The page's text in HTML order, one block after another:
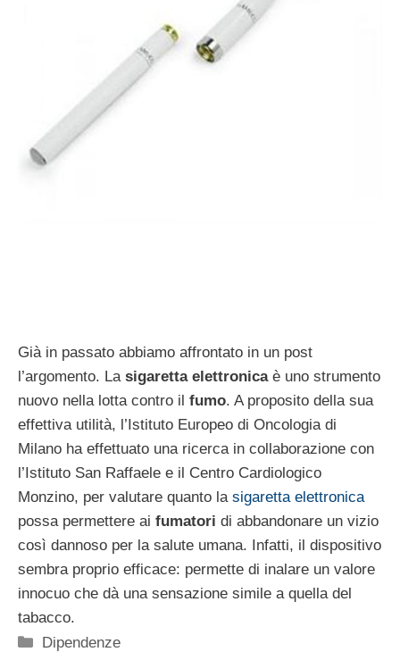
Già in passato abbiamo affrontato in un post
l’argomento. La sigaretta elettronicaè uno strumento
nuovo nella lotta contro il fumo. A proposito della sua
effettiva utilità, l’Istituto Europeo di Oncologia di
Milano ha effettuato una ricerca in collaborazione con
l’Istituto San Raffaele e il Centro Cardiologico
Monzino, per valutare quanto la sigaretta elettronica
possa permettere ai fumatori di abbandonare un vizio
così dannoso per la salute umana. Infatti, il dispositivo
sembra proprio efficace: permette di inalare un valore
innocuo che dà una sensazione simile a quella del
tabacco.
Categorie
Dipendenze